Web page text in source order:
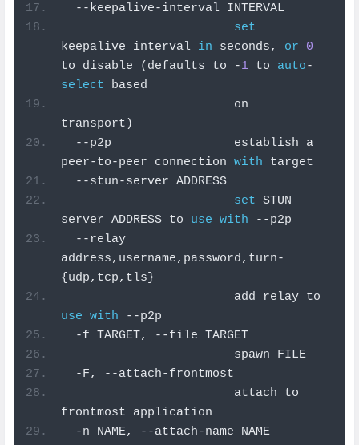
--keepalive-interval INTERVAL
set
keepalive interval in seconds, or
0
to disable
( defaults to -1 to auto-
select based
transport )
--p2p                 establish a
peer-to-peer connection with target
--stun-server ADDRESS
set STUN
server ADDRESS to use with --p2p
--relay
address, username, password, turn-
{ udp, tcp, tls }
use with --p2p
-f TARGET, --file TARGET
                        spawn FILE
-F, --attach-frontmost
frontmost application
-n NAME, --attach-name NAME